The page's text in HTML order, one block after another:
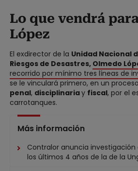
Lo que vendrá
López
El exdirector de la Unidad Nacional
Riesgos de Desastres, Olmedo
recorrido por mínimo tres líneas de
se le vinculará primero, en un
penal, disciplinariay fiscal, por el
carrotanques.
Más información
Contralor anuncia
los últimos 4 años de la de la